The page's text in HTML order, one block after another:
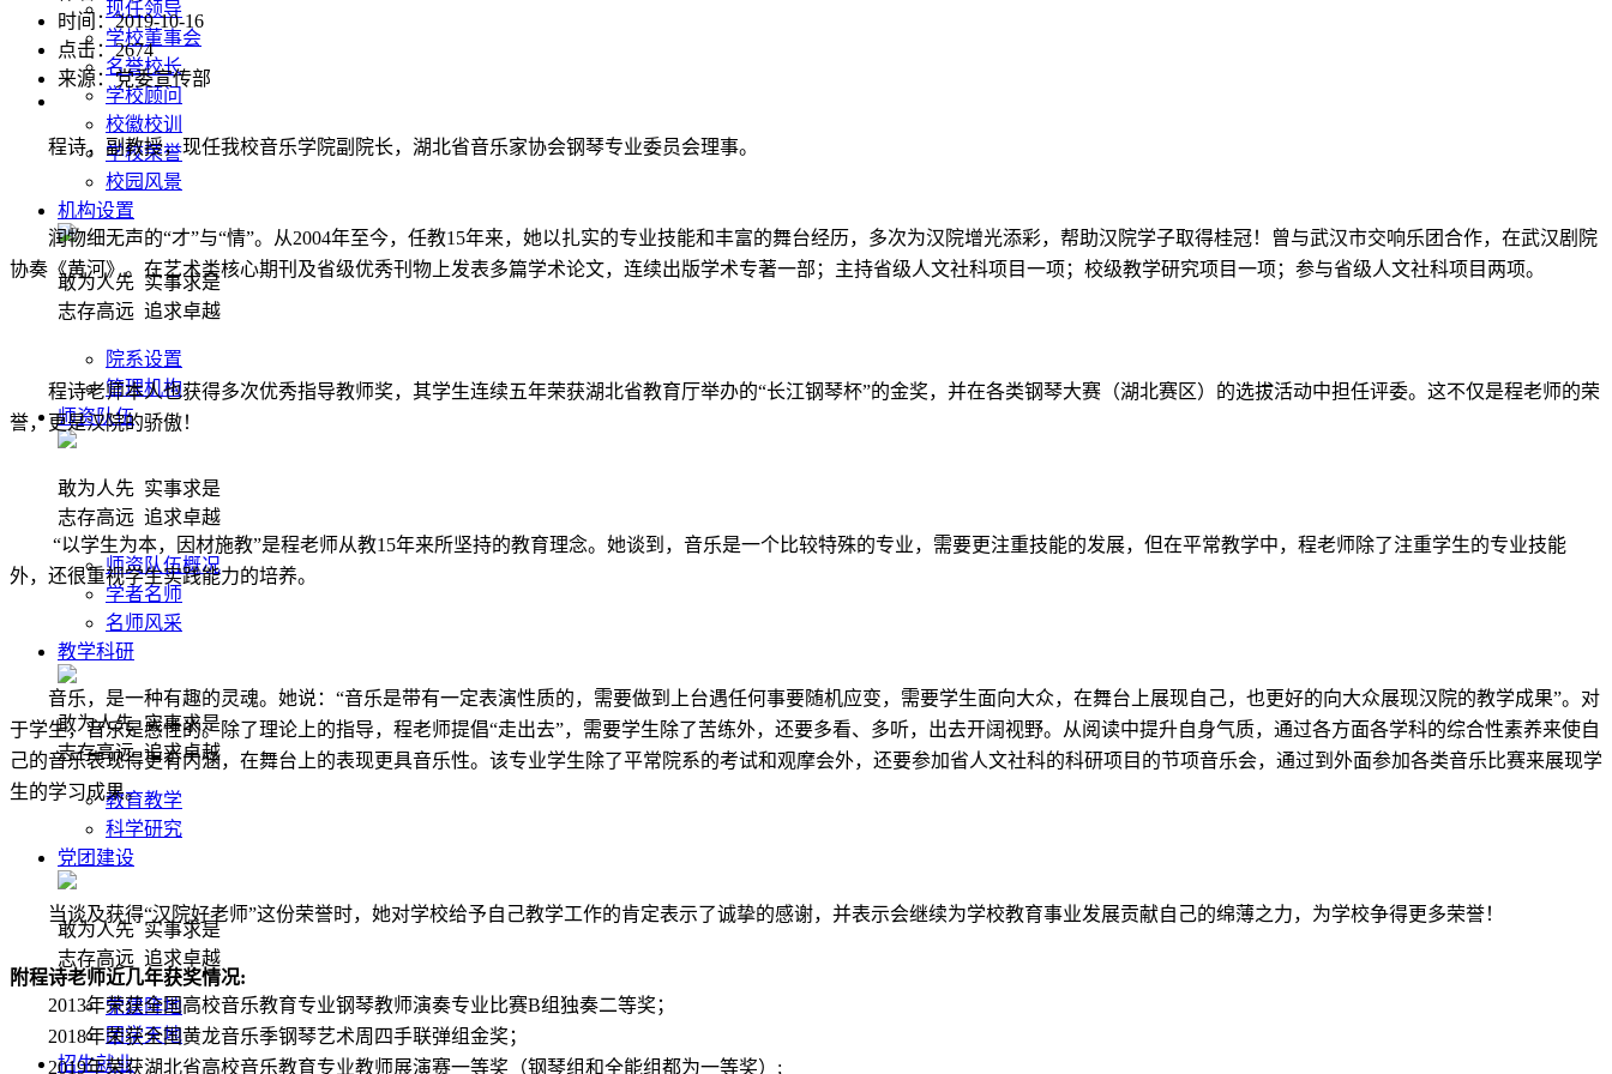
现任领导
学校董事会
名誉校长
学校顾问
校徽校训
学校荣誉
校园风景
机构设置
敢为人先 实事求是
志存高远 追求卓越
院系设置
管理机构
师资队伍
敢为人先 实事求是
志存高远 追求卓越
师资队伍概况
学者名师
名师风采
教学科研
敢为人先 实事求是
志存高远 追求卓越
教育教学
科学研究
党团建设
敢为人先 实事求是
志存高远 追求卓越
党建阵地
团学天地
招生就业
时间：2019-10-16
点击：2674
来源：党委宣传部
程诗， 副教授，现任我校音乐学院副院长，湖北省音乐家协会钢琴专业委员会理事。
润物细无声的“才”与“情”。从2004年至今， 任教15年来，她以扎实的专业技能和丰富的舞台经历，多次为汉院增光添彩，帮助汉院学子取得桂冠！曾与武汉市交响乐团合作，在武汉剧院
协奏《黄河》。在艺术类核心期刊及省级优秀刊物上发表多篇学术论文，连续出版学术专著一部 ； 主持省级人文社科项目一项 ； 校级教学研究项目一项；参与省级人文社科项目两项。
程诗老师本人也获得多次优秀指导教师奖， 其学生连续五年荣获湖北省教育厅举办的“长江钢琴杯”的金奖， 并在各类钢琴大赛（湖北赛区）的选拔活动中担任评委。 这不仅是程老师的荣
誉，更是汉院的骄傲！
“以学生为本，因材施教”是程老师从教15年来所坚持的教育理念。她谈到，音乐是一个比较特殊的专业，需要更注重技能的发展，但在平常教学中，程老师除了注重学生的专业技能
外，还很重视学生实践能力的培养。
音乐， 是一种有趣的灵魂。她说： “音乐是带有一定表演性质的，需要做到上台遇任何事要随机应变，需要学生面向大众，在舞台上展现自己，也更好的向大众展现汉院的教学成果”。对
于学生，音乐是感性的。除了理论上的指导，程老师提倡“走出去”，需要学生除了苦练外，还要多看、多听，出去开阔视野。从阅读中提升自身气质，通过各方面各学科的综合性素养来使自
己的音乐表现得更有内涵，在舞台上的表现更具音乐性。该专业学生除了平常院系的考试和观摩会外，还要参加省人文社科的科研项目的节项音乐会，通过到外面参加各类音乐比赛来展现学
生的学习成果。
当谈及获得“汉院好老师”这份荣誉时，她对学校给予自己教学工作的肯定表示了诚挚的感谢，并表示会继续为学校教育事业发展贡献自己的绵薄之力， 为学校争得更多荣誉！
附程诗老师近几年获奖情况:
2013年荣获全国高校音乐教育专业钢琴教师演奏专业比赛B组独奏二等奖；
2018年荣获全国黄龙音乐季钢琴艺术周四手联弹组金奖；
2019年荣获湖北省高校音乐教育专业教师展演赛一等奖（钢琴组和全能组都为一等奖） ;